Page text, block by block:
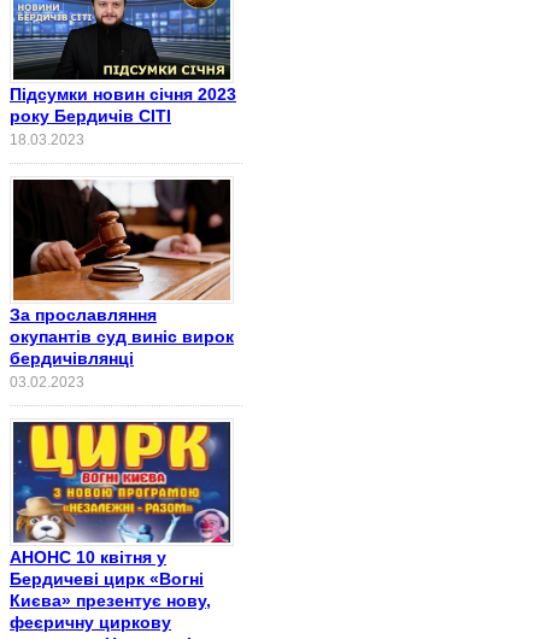
Підсумки новин січня 2023
року Бердичів СІТІ
18.03.2023
За прославляння
окупантів суд виніс вирок
бердичівлянці
03.02.2023
АНОНС 10 квітня у
Бердичеві цирк «Вогні
Києва» презентує нову,
феєричну циркову